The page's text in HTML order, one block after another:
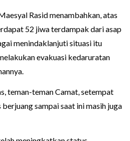
Rasid menambahkan, atas
52 jiwa terdampak dari asap
menindaklanjuti situasi itu
evakuasi kedaruratan
teman-teman Camat, setempat
sampai saat ini masih juga